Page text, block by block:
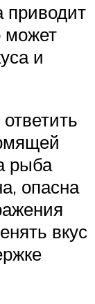
приводит
может
и
рыба
опасна
вкус